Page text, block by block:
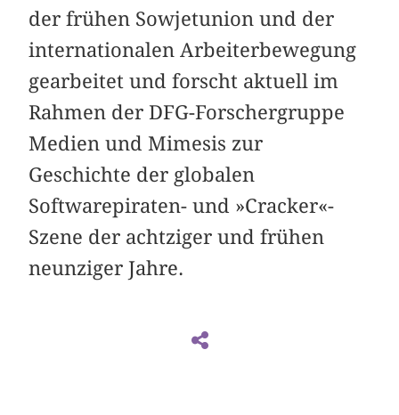
der frühen Sowjetunion und der
internationalen Arbeiterbewegung
gearbeitet und forscht aktuell im
Rahmen der DFG-Forschergruppe
Medien und Mimesis zur
Geschichte der globalen
Softwarepiraten- und »Cracker«-
Szene der achtziger und frühen
neunziger Jahre.